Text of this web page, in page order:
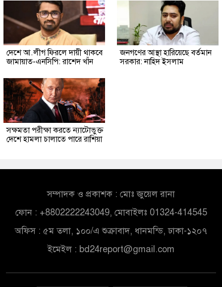
দেশে আ.লীগ ফিরলে দায়ী থাকবে
জামায়াত-এনসিপি: রাশেদ খাঁন
জনগণের আস্থা হারিয়েছে বর্তমান
সরকার: নাহিদ ইসলাম
সক্ষমতা পরীক্ষা করতে ন্যাটোভুক্ত
দেশে হামলা চালাতে পারে রাশিয়া
সম্পাদক ও প্রকাশক : মোঃ জুয়েল রানা
ফোন : +8802222243049, মোবাইলঃ 01324-414545
অফিস : ৫ম তলা, ১০০/এ শুক্রাবাদ, ধানমন্ডি, ঢাকা-১২০৭
ইমেইল : bd24report@gmail.com